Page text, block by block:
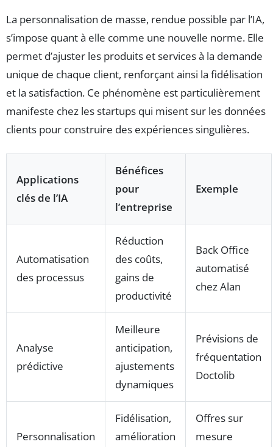
La personnalisation de masse, rendue possible par l’IA,
s’impose quant à elle comme une nouvelle norme. Elle
permet d’ajuster les produits et services à la demande
unique de chaque client, renforçant ainsi la fidélisation
et la satisfaction. Ce phénomène est particulièrement
manifeste chez les startups qui misent sur les données
clients pour construire des expériences singulières.
Applications
clés de l’IA
Bénéfices
pour
l’entreprise
Exemple
Automatisation
des processus
Réduction
des coûts,
gains de
productivité
Back Office
automatisé
chez Alan
Analyse
prédictive
Meilleure
anticipation,
ajustements
dynamiques
Prévisions de
fréquentation
Doctolib
Personnalisation
Fidélisation,
amélioration
Offres sur
mesure